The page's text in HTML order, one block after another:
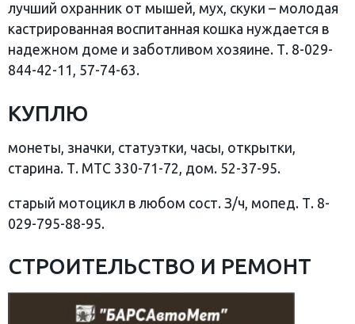
лучший охранник от мышей, мух, скуки – молодая
кастрированная воспитанная кошка нуждается в
надежном доме и заботливом хозяине. Т. 8-029-
844-42-11, 57-74-63.
КУПЛЮ
монеты, значки, статуэтки, часы, открытки,
старина. Т. МТС 330-71-72, дом. 52-37-95.
старый мотоцикл в любом сост. З/ч, мопед. Т. 8-
029-795-88-95.
СТРОИТЕЛЬСТВО И РЕМОНТ